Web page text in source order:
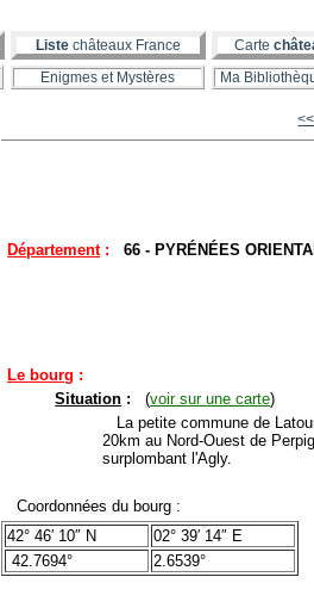
Liste châteaux France Carte
Enigmes et Mystères Ma
Département: 66 - PYRÉNÉES
Le bourg :
Situation : (voir sur une carte)
La petite commune de
20km au Nord-Ouest de
surplombant l'Agly.
Coordonnées du bourg :
42° 46′ 10″ N
02° 39′ 14″ E
42.7694°
2.6539°